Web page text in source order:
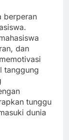
berperan
dan
tanggung
tunggu
dunia